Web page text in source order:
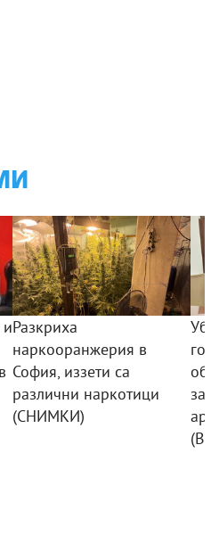
Разкриха
наркооранжерия в
София, иззети са
различни наркотици
(СНИМКИ)